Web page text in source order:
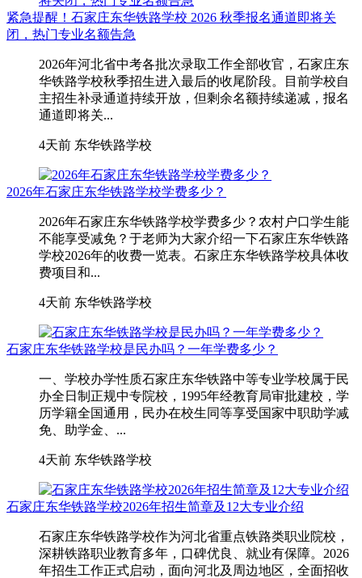
紧急提醒！石家庄东华铁路学校 2026 秋季报名通道即将关
闭，热门专业名额告急
2026年河北省中考各批次录取工作全部收官，石家庄东
华铁路学校秋季招生进入最后的收尾阶段。目前学校自
主招生补录通道持续开放，但剩余名额持续递减，报名
通道即将关...
4天前 东华铁路学校
2026年石家庄东华铁路学校学费多少？
2026年石家庄东华铁路学校学费多少？农村户口学生能
不能享受减免？于老师为大家介绍一下石家庄东华铁路
学校2026年的收费一览表。石家庄东华铁路学校具体收
费项目和...
4天前 东华铁路学校
石家庄东华铁路学校是民办吗？一年学费多少？
一、学校办学性质石家庄东华铁路中等专业学校属于民
办全日制正规中专院校，1995年经教育局审批建校，学
历学籍全国通用，民办在校生同等享受国家中职助学减
免、助学金、...
4天前 东华铁路学校
石家庄东华铁路学校2026年招生简章及12大专业介绍
石家庄东华铁路学校作为河北省重点铁路类职业院校，
深耕铁路职业教育多年，口碑优良、就业有保障。2026
年招生工作正式启动，面向河北及周边地区，全面招收